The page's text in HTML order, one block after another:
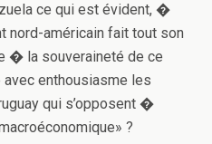
ce qui est évident, �
nord-américain fait tout son
� la souveraineté de ce
avec enthousiasme les
qui s’opposent �
?